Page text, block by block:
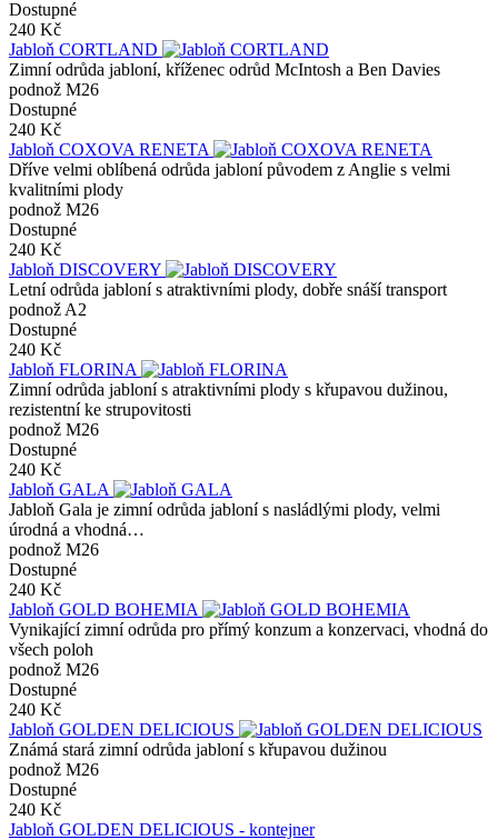
Dostupné
240 Kč
Jabloň CORTLAND
Zimní odrůda jabloní, kříženec odrůd McIntosh a Ben Davies
podnož M26
Dostupné
240 Kč
Jabloň COXOVA RENETA
Dříve velmi oblíbená odrůda jabloní původem z Anglie s velmi
kvalitními plody
podnož M26
Dostupné
240 Kč
Jabloň DISCOVERY
Letní odrůda jabloní s atraktivními plody, dobře snáší transport
podnož A2
Dostupné
240 Kč
Jabloň FLORINA
Zimní odrůda jabloní s atraktivními plody s křupavou dužinou,
rezistentní ke strupovitosti
podnož M26
Dostupné
240 Kč
Jabloň GALA
Jabloň Gala je zimní odrůda jabloní s nasládlými plody, velmi
úrodná a vhodná…
podnož M26
Dostupné
240 Kč
Jabloň GOLD BOHEMIA
Vynikající zimní odrůda pro přímý konzum a konzervaci, vhodná do
všech poloh
podnož M26
Dostupné
240 Kč
Jabloň GOLDEN DELICIOUS
Známá stará zimní odrůda jabloní s křupavou dužinou
podnož M26
Dostupné
240 Kč
Jabloň GOLDEN DELICIOUS - kontejner